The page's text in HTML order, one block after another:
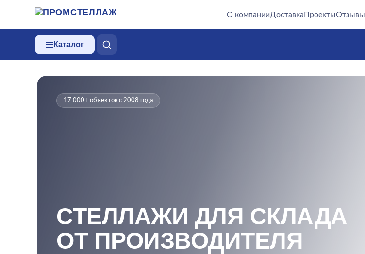
О компанииДоставкаПроектыОтзывы
Каталог
17 000+ объектов с 2008 года
СТЕЛЛАЖИ ДЛЯ СКЛАДА
ОТ ПРОИЗВОДИТЕЛЯ